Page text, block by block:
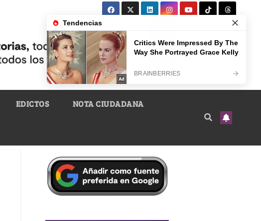
EDICTOS NOTA CIUDADANA